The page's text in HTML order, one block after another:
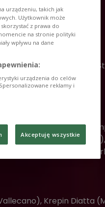
Alfred Gomis
Pape Abou Cisse
Koulibaly
Moussa N'Diaye
Krepin Diatta
urządzeniu, takich jak
Użytkownik może
z prawa do
na stronie polityki
wpływu na dane
urządzenia do celów
reklamy i
Akceptuję wszystkie